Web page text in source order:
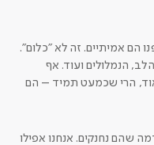
הם אמיתיים. זה לא "כלום".
הנמלולים ועוד. אף
הרי שכמעט תמיד – הם
שהם נחנקים. אנחנו אפילו